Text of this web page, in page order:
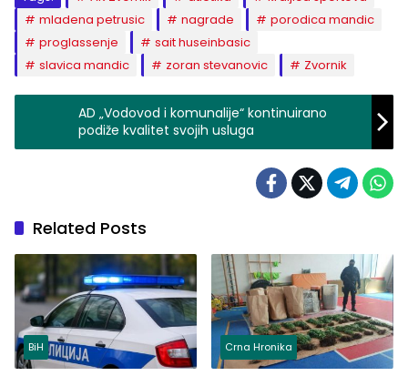
mladena petrusic
nagrade
porodica mandic
proglassenje
sait huseinbasic
slavica mandic
zoran stevanovic Zvornik
AD „Vodovod i komunalije“ kontinuirano
podiže kvalitet svojih usluga
Related Posts
BiH Crna Hronika